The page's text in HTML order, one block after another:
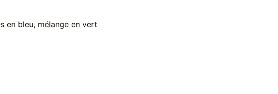
en bleu, mélange en vert